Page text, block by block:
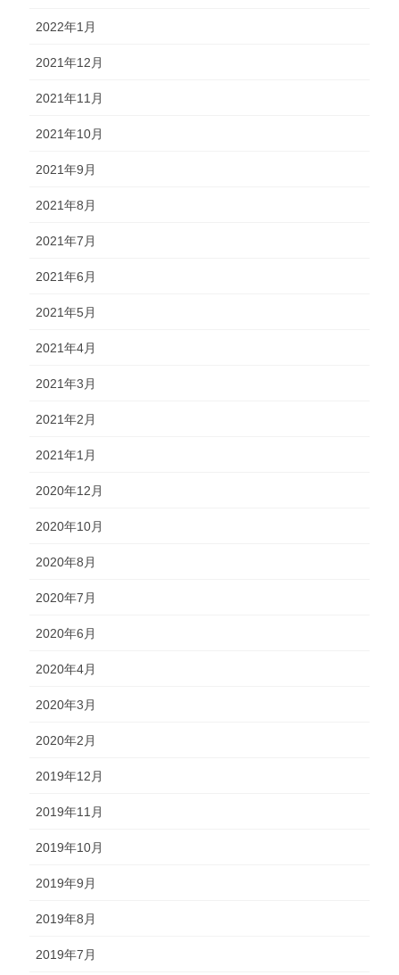
2022年1月
2021年12月
2021年11月
2021年10月
2021年9月
2021年8月
2021年7月
2021年6月
2021年5月
2021年4月
2021年3月
2021年2月
2021年1月
2020年12月
2020年10月
2020年8月
2020年7月
2020年6月
2020年4月
2020年3月
2020年2月
2019年12月
2019年11月
2019年10月
2019年9月
2019年8月
2019年7月